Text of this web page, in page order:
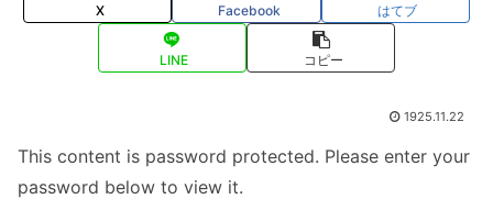
X Facebook はてブ
LINE コピー
1925.11.22
This content is password protected. Please enter your
password below to view it.